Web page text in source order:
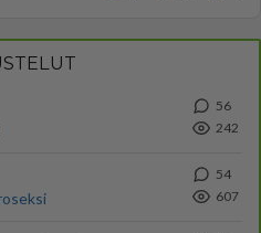
56
242
54
607